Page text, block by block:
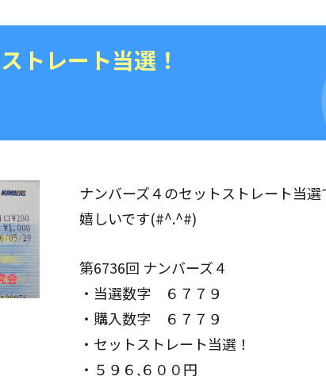
トレート当選！
ナンバーズ４のセットストレート当選
嬉しいです(#^.^#)
第6736回 ナンバーズ４
・当選数字 ６７７９
・購入数字 ６７７９
・セットストレート当選！
・５９６,６００円